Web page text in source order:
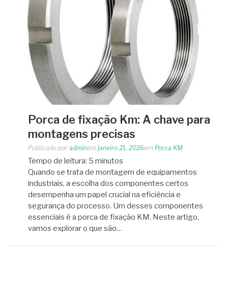
Porca de fixação Km: A chave para
montagens precisas
Publicado por adminem janeiro 21, 2026em Porca KM
Tempo de leitura: 5 minutos
Quando se trata de montagem de equipamentos
industriais, a escolha dos componentes certos
desempenha um papel crucial na eficiência e
segurança do processo. Um desses componentes
essenciais é a porca de fixação KM. Neste artigo,
vamos explorar o que são…